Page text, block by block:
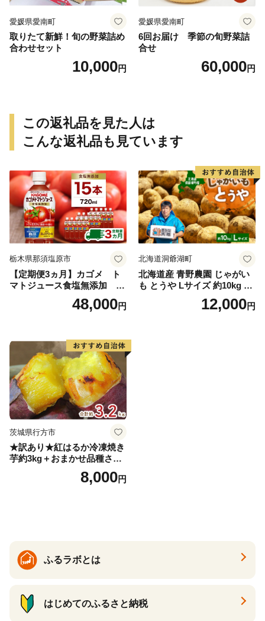
愛媛県愛南町
取りたて新鮮！旬の野菜詰め
合わせセット
10,000円
愛媛県愛南町
6回お届け 季節の旬野菜詰
合せ
60,000円
この返礼品を見た人は
こんな返礼品も見ています
栃木県那須塩原市
【定期便3ヵ月】カゴメ ト
マトジュース食塩無添加 72
0ml PET×15本 1ケース 毎月
届く 3ヵ月 3回コース ns001-
48,000円
北海道洞爺湖町
北海道産 青野農園 じゃがい
も とうや Lサイズ 約10kg 20
26年10月初旬～12月下旬頃お
届け 先行予約 北海道 ジャガ
12,000円
茨城県行方市
★訳あり★紅はるか冷凍焼き
芋約3kg＋おまかせ品種さつ
まいも 合計約3.2kg｜さつ
まいも サツマイモ さつま芋
8,000円
ふるラボとは
はじめてのふるさと納税